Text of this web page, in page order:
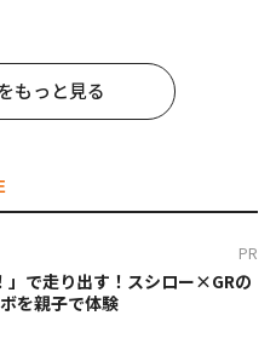
もっと見る
PR
」で走り出す！スシロー×GRの
を親子で体験